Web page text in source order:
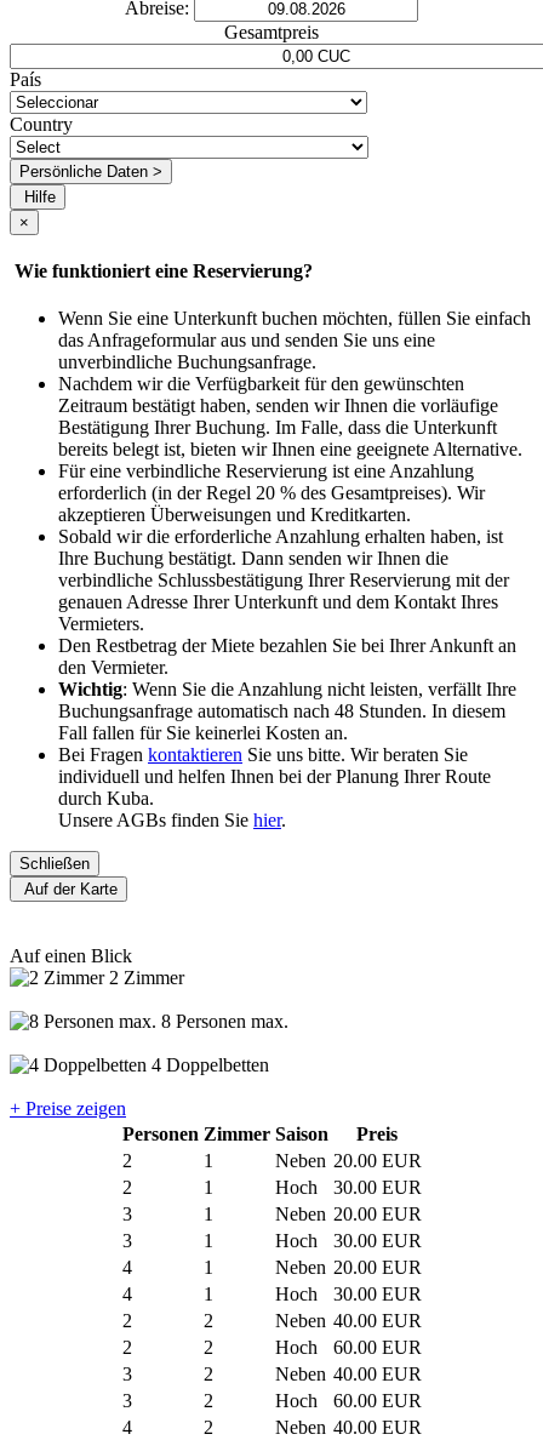
Abreise:
Gesamtpreis
País
Country
Persönliche Daten >
Hilfe
×
Wie funktioniert eine Reservierung?
Wenn Sie eine Unterkunft buchen möchten, füllen Sie einfach
das Anfrageformular aus und senden Sie uns eine
unverbindliche Buchungsanfrage.
Nachdem wir die Verfügbarkeit für den gewünschten
Zeitraum bestätigt haben, senden wir Ihnen die vorläufige
Bestätigung Ihrer Buchung. Im Falle, dass die Unterkunft
bereits belegt ist, bieten wir Ihnen eine geeignete Alternative.
Für eine verbindliche Reservierung ist eine Anzahlung
erforderlich (in der Regel 20 % des Gesamtpreises). Wir
akzeptieren Überweisungen und Kreditkarten.
Sobald wir die erforderliche Anzahlung erhalten haben, ist
Ihre Buchung bestätigt. Dann senden wir Ihnen die
verbindliche Schlussbestätigung Ihrer Reservierung mit der
genauen Adresse Ihrer Unterkunft und dem Kontakt Ihres
Vermieters.
Den Restbetrag der Miete bezahlen Sie bei Ihrer Ankunft an
den Vermieter.
Wichtig: Wenn Sie die Anzahlung nicht leisten, verfällt Ihre
Buchungsanfrage automatisch nach 48 Stunden. In diesem
Fall fallen für Sie keinerlei Kosten an.
Bei Fragen kontaktieren Sie uns bitte. Wir beraten Sie
individuell und helfen Ihnen bei der Planung Ihrer Route
durch Kuba.
Unsere AGBs finden Sie hier.
Schließen
Auf der Karte
Auf einen Blick
2 Zimmer
8 Personen max.
4 Doppelbetten
+ Preise zeigen
Personen Zimmer Saison
Preis
2
1 Neben 20.00 EUR
2
1 Hoch
30.00 EUR
3
1 Neben 20.00 EUR
3
1 Hoch
30.00 EUR
4
1 Neben 20.00 EUR
4
1 Hoch
30.00 EUR
2
2 Neben 40.00 EUR
2
2 Hoch
60.00 EUR
3
2 Neben 40.00 EUR
3
2 Hoch
60.00 EUR
4
2 Neben 40.00 EUR